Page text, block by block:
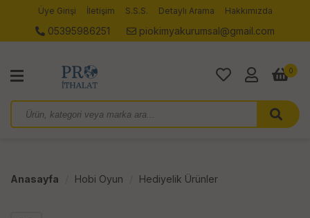
Üye Girişi İletişim S.S.S. Detaylı Arama Hakkımızda
05395986251 piokimyakurumsal@gmail.com
0
Anasayfa Hobi Oyun Hediyelik Ürünler